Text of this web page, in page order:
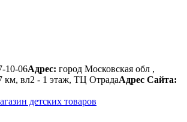
10-06Адрес: город Московская обл ,
км, вл2 - 1 этаж, ТЦ ОтрадаАдрес Сайта:
детских товаров